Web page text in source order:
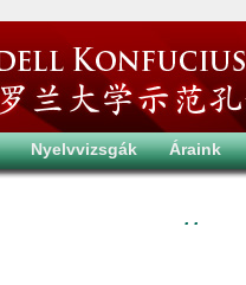
Nyelvvizsgák Áraink
. .